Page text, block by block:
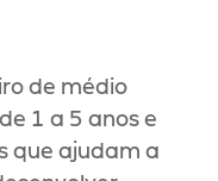
de médio
1 a 5 anos e
que ajudam a